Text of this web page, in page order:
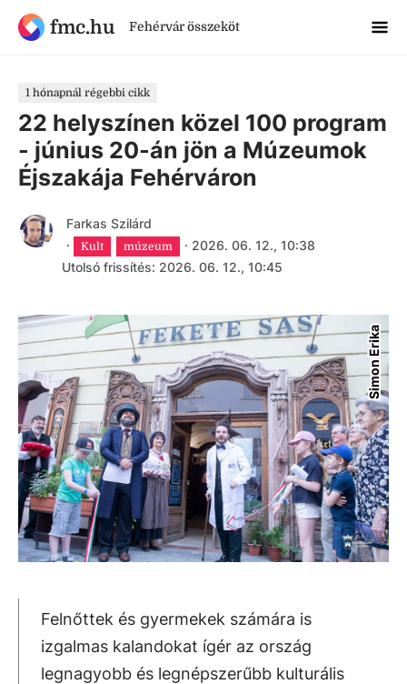
fmc.hu Fehérvár összeköt
1 hónapnál régebbi cikk
22 helyszínen közel 100 program
- június 20-án jön a Múzeumok
Éjszakája Fehérváron
Farkas Szilárd
·
Kult múzeum · 2026. 06. 12., 10:38
Utolsó frissítés: 2026. 06. 12., 10:45
Simon Erika
Felnőttek és gyermekek számára is
izgalmas kalandokat ígér az ország
legnagyobb és legnépszerűbb kulturális